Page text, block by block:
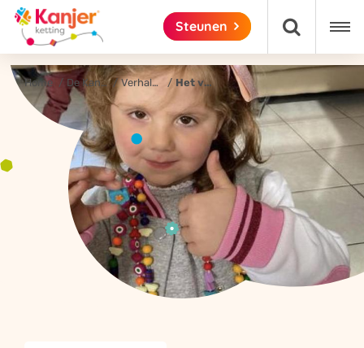
Steunen 

Home De Kanjerketting® Verhalen Het verhaal van Zary